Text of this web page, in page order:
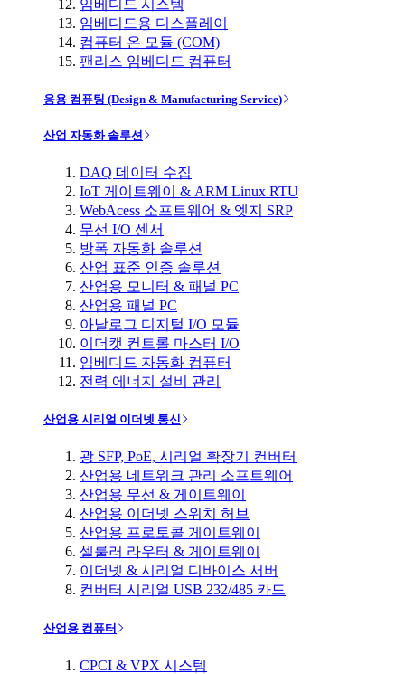
임베디드 시스템
임베디드용 디스플레이
컴퓨터 온 모듈 (COM)
팬리스 임베디드 컴퓨터
응용 컴퓨팅 (Design & Manufacturing Service)
산업 자동화 솔루션
DAQ 데이터 수집
IoT 게이트웨이 & ARM Linux RTU
WebAcess 소프트웨어 & 엣지 SRP
무선 I/O 센서
방폭 자동화 솔루션
산업 표준 인증 솔루션
산업용 모니터 & 패널 PC
산업용 패널 PC
아날로그 디지털 I/O 모듈
이더캣 컨트롤 마스터 I/O
임베디드 자동화 컴퓨터
전력 에너지 설비 관리
산업용 시리얼 이더넷 통신
광 SFP, PoE, 시리얼 확장기 컨버터
산업용 네트워크 관리 소프트웨어
산업용 무선 & 게이트웨이
산업용 이더넷 스위치 허브
산업용 프로토콜 게이트웨이
셀룰러 라우터 & 게이트웨이
이더넷 & 시리얼 디바이스 서버
컨버터 시리얼 USB 232/485 카드
산업용 컴퓨터
CPCI & VPX 시스템